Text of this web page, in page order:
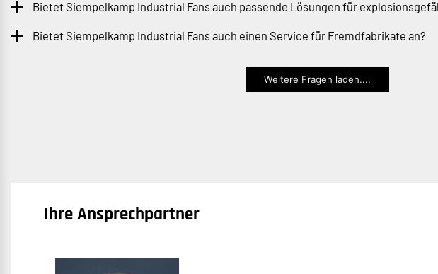
Bietet Siempelkamp Industrial Fans auch passende Lösungen für
Bietet Siempelkamp Industrial Fans auch einen Service für Fremdfabrikate an?
Weitere Fragen laden....
Ihre Ansprechpartner